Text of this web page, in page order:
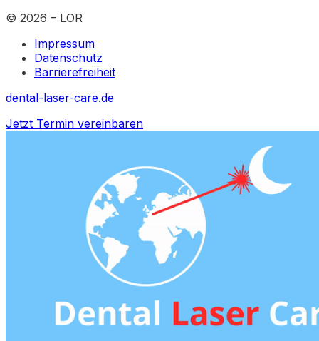
© 2026 – LOR
Impressum
Datenschutz
Barrierefreiheit
dental-laser-care.de
Jetzt Termin vereinbaren